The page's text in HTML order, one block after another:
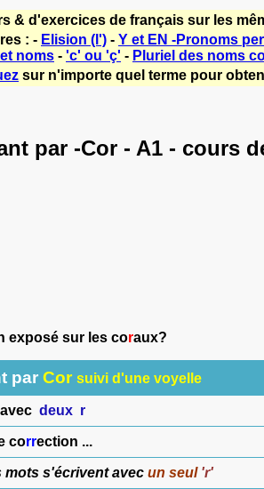
& d'exercices de français sur les
: - Elision (l') - Y et EN -Pronoms
noms - 'c' ou 'ç' - Pluriel des noms
sur n'importe quel terme pour
par -Cor - A1 - cours
exposé sur les coraux?
parCorsuivi d'une voyelle
deux r
correction ...
mots s'écrivent avecun seul'r'